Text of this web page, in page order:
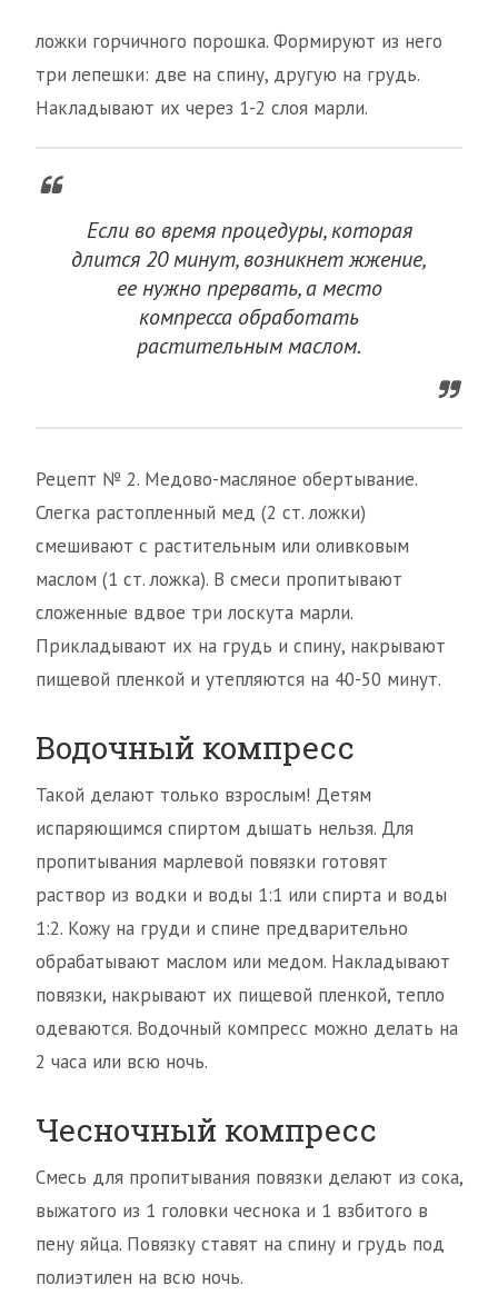
ложки горчичного порошка. Формируют из него
три лепешки: две на спину, другую на грудь.
Накладывают их через 1-2 слоя марли.
Если во время процедуры, которая
длится 20 минут, возникнет жжение,
ее нужно прервать, а место
компресса обработать
растительным маслом.
Рецепт № 2. Медово-масляное обертывание.
Слегка растопленный мед (2 ст. ложки)
смешивают с растительным или оливковым
маслом (1 ст. ложка). В смеси пропитывают
сложенные вдвое три лоскута марли.
Прикладывают их на грудь и спину, накрывают
пищевой пленкой и утепляются на 40-50 минут.
Водочный компресс
Такой делают только взрослым! Детям
испаряющимся спиртом дышать нельзя. Для
пропитывания марлевой повязки готовят
раствор из водки и воды 1:1 или спирта и воды
1:2. Кожу на груди и спине предварительно
обрабатывают маслом или медом. Накладывают
повязки, накрывают их пищевой пленкой, тепло
одеваются. Водочный компресс можно делать на
2 часа или всю ночь.
Чесночный компресс
Смесь для пропитывания повязки делают из сока,
выжатого из 1 головки чеснока и 1 взбитого в
пену яйца. Повязку ставят на спину и грудь под
полиэтилен на всю ночь.